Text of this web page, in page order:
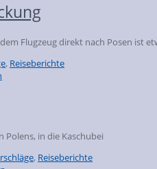
Flugzeug direkt nach Posen
, Reiseberichte
Polens, in die Kaschubei
, Reiseberichte